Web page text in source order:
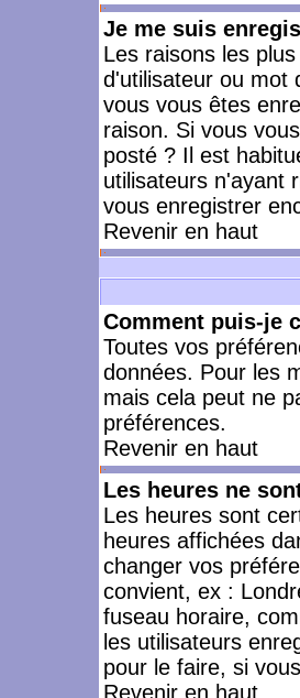
Je me suis
Les raisons les
d'utilisateur ou mot
vous vous êtes
raison. Si vous
posté ? Il est
utilisateurs n'ayant
vous enregistrer
Revenir en haut
Comment puis-je
Toutes vos
données. Pour les
mais cela peut ne
préférences.
Revenir en haut
Les heures ne
Les heures sont
heures affichées
changer vos
convient, ex :
fuseau horaire,
les utilisateurs
pour le faire, si
Revenir en haut